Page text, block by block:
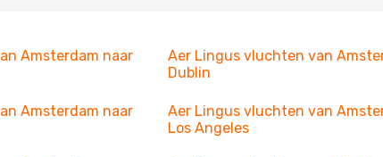
Amsterdam naar
Aer Lingus vluchten van
Dublin
Amsterdam naar
Aer Lingus vluchten van
Los Angeles